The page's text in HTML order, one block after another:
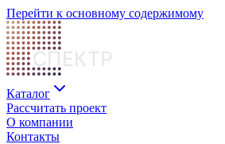
Перейти к основному содержимому
СПЕКТР
Каталог
Рассчитать проект
О компании
Контакты